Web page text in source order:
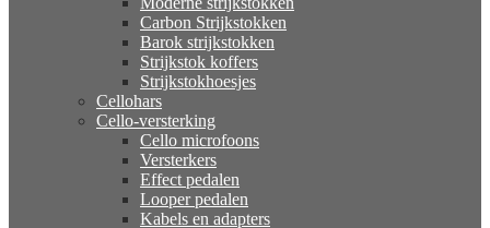
Carbon Strijkstokken
Barok strijkstokken
Strijkstok koffers
Strijkstokhoesjes
Cellohars
Cello-versterking
Cello microfoons
Versterkers
Effect pedalen
Looper pedalen
Kabels en adapters